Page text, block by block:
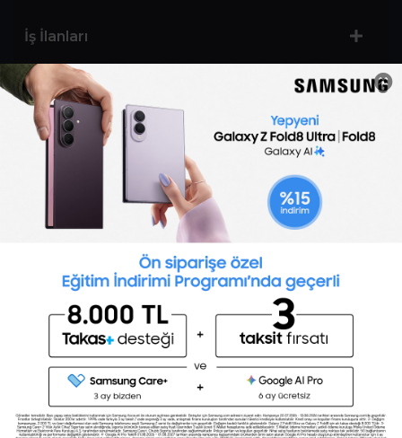
İş İlanları
Sertifika Programları
Yetenek Testleri
Toptalent Marka ve İnsan Kaynakları Danışmanlığı Limited Şirketi Özel İstihdam Bürosu
Olarak 11 / 11 / 2024 - 10 / 11 / 2027 tarihleri arasında faaliyette bulunmak üzere, Türkiye İş
Kurumu tarafından 05.11.2024 tarih ve 16998526 sayılı karar uyarınca 1251 nolu belge ile faaliyet
göstermektedir.Toptalent İş İlanları için tıklayın. 4904 sayılı kanun uyarınca iş arayanlardan
ücret alınmayacak ve menfaat temin edilmeyecektir.
Türkiye İş Kurumu İstanbul İl Müdürlüğü: 0 212 249 29 87 | Türkiye iş Kurumu İstanbul Çalışma
ve İş Kurumu Bahçelievler Hizmet Merkezi